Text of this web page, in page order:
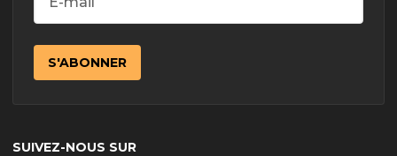
SUIVEZ-NOUS SUR